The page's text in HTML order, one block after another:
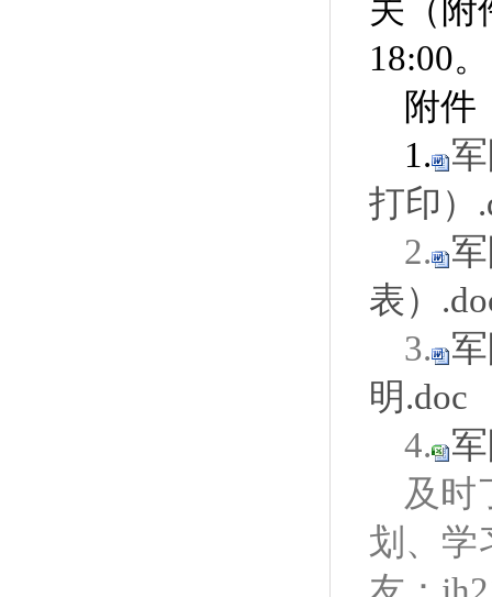
关（附
18:00。
附件
1.
打印）
2.
表）
3.
明.doc
4.
及时
划、学